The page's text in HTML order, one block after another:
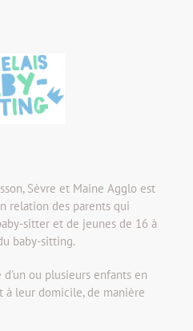
Sèvre et Maine Agglo est
relation des parents qui
sitter et de jeunes de 16 à
baby-sitting.
ou plusieurs enfants en
à leur domicile, de manière